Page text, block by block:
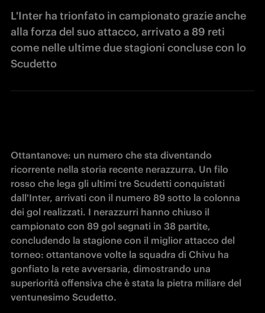
L'Inter ha trionfato in campionato grazie anche
alla forza del suo attacco, arrivato a 89 reti
come nelle ultime due stagioni concluse con lo
Scudetto
Ottantanove: un numero che sta diventando
ricorrente nella storia recente nerazzurra. Un filo
rosso che lega gli ultimi tre Scudetti conquistati
dall'Inter, arrivati con il numero 89 sotto la colonna
dei gol realizzati. I nerazzurri hanno chiuso il
campionato con 89 gol segnati in 38 partite,
concludendo la stagione con il miglior attacco del
torneo: ottantanove volte la squadra di Chivu ha
gonfiato la rete avversaria, dimostrando una
superiorità offensiva che è stata la pietra miliare del
ventunesimo Scudetto.